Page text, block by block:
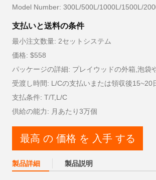
Model Number: 300L/500L/1000L/1500L/
支払いと送料の条件
最小注文数量: 2セットシステム
価格: $558
パッケージの詳細: プレイウッドの外箱,泡袋
受渡し時間: L/Cの支払いまたは領収後15~20
支払条件: T/T,L/C
供給の能力: 月あたり3万個
最高 の 価格 を 入手 する
製品詳細 製品説明